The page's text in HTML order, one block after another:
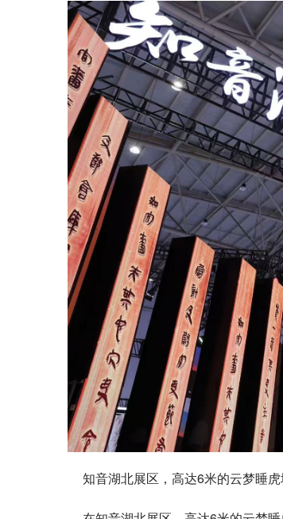
知音湖北展区，高达6米的云梦睡虎